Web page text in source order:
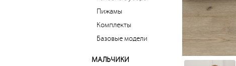
Пижамы
Комплекты
Базовые модели
МАЛЬЧИКИ